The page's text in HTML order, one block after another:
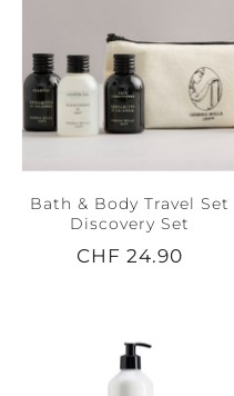
Bath & Body Travel Set
Discovery Set
CHF 24.90